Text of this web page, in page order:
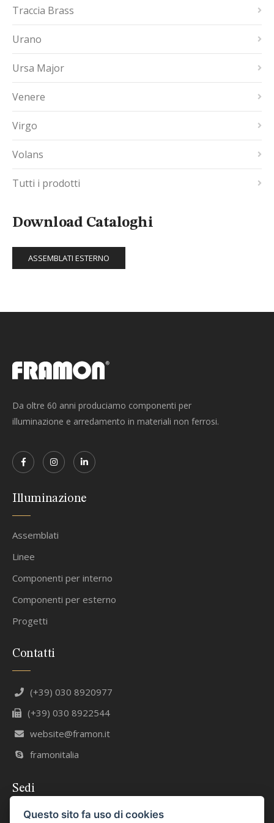
Traccia Brass
Urano
Ursa Major
Venere
Virgo
Volans
Tutti i prodotti
Download Cataloghi
ASSEMBLATI ESTERNO
Da oltre 60 anni produciamo componenti per
illuminazione e arredamento in materiali non ferrosi.
Illuminazione
Assemblati
Linee
Componenti per interno
Componenti per esterno
Progetti
Contatti
(+39) 030 8920977
(+39) 030 8922544
website@framon.it
framonitalia
Sedi
Questo sito fa uso di cookies